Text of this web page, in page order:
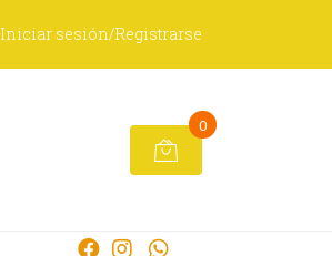
Iniciar sesión/Registrarse
0